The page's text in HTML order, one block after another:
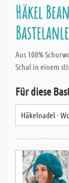
Häkel
Aus 100%
Schal in einem
Für diese
Häkelnadel -